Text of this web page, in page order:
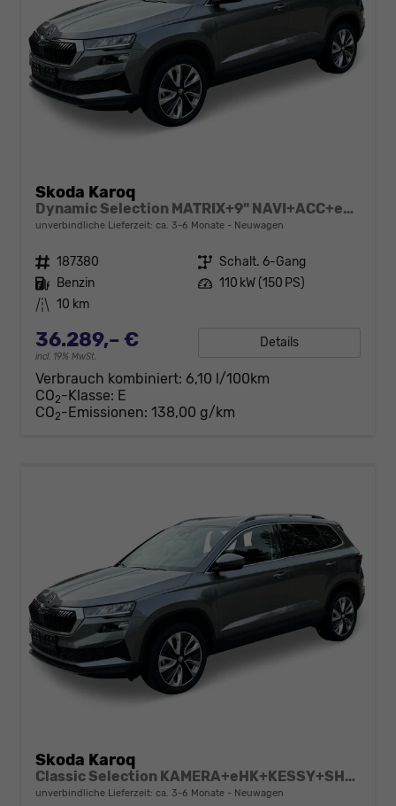
Skoda Karoq
Dynamic Selection MATRIX+9" NAVI+ACC+eHK+KAMERA+SHZ+18" ALU
unverbindliche Lieferzeit: ca. 3-6 Monate Neuwagen
Fahrzeugnr. 187380 Getriebe Schalt. 6-Gang
Kraftstoff Benzin Leistung 110 kW (150 PS)
Kilometerstand 10 km
36.289,– €
incl. 19% MwSt.
Details
Verbrauch kombiniert: 6,10 l/100km
CO2-Klasse: E
CO2-Emissionen: 138,00 g/km
Skoda Karoq
Classic Selection KAMERA+eHK+KESSY+SHZ+SMARTLINK+LED+16" ALU
unverbindliche Lieferzeit: ca. 3-6 Monate Neuwagen